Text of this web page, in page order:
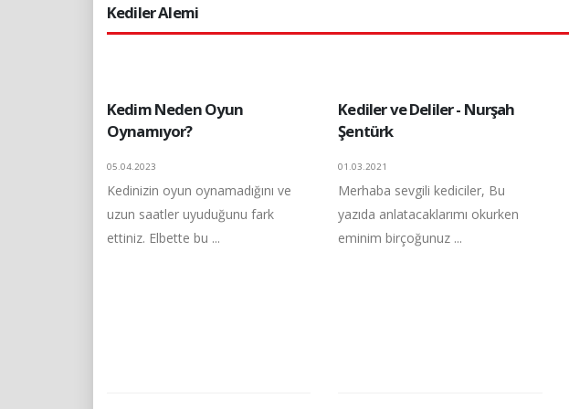
Kediler Alemi
Kedim Neden Oyun
Oynamıyor?
05.04.2023
Kedinizin oyun oynamadığını ve
uzun saatler uyuduğunu fark
ettiniz. Elbette bu ...
Kediler ve Deliler - Nurşah
Şentürk
01.03.2021
Merhaba sevgili kediciler, Bu
yazıda anlatacaklarımı okurken
eminim birçoğunuz ...